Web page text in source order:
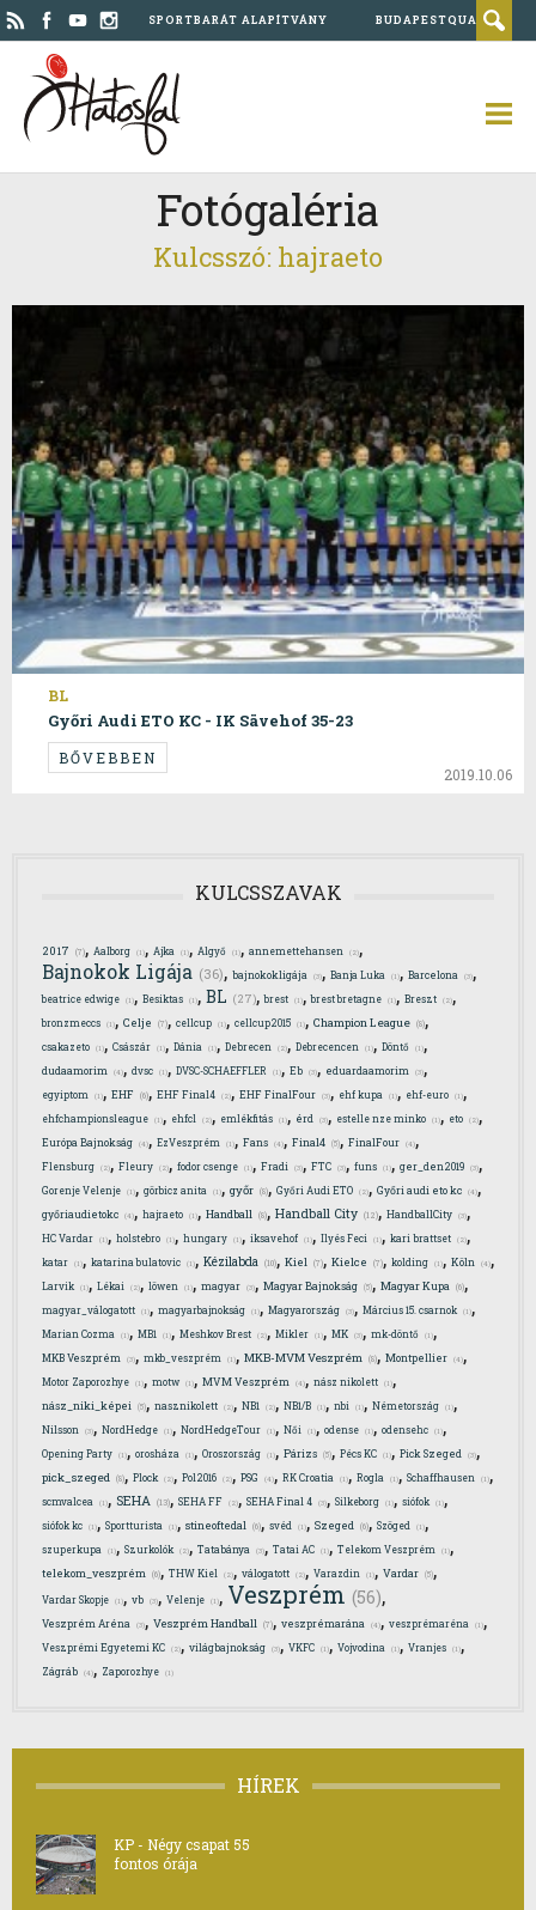
SPORTBARÁT ALAPÍTVÁNY BUDAPESTQUAD
Fotógaléria
Kulcsszó: hajraeto
BL
Győri Audi ETO KC - IK Sävehof 35-23
BŐVEBBEN
2019.10.06
KULCSSZAVAK
2017 (7), Aalborg (1), Ajka (1), Algyő (1), annemettehansen (2),
Bajnokok Ligája (36), bajnokokligája (3), Banja Luka (1), Barcelona (3),
beatrice edwige (1), Besiktas (1), BL (27),brest (1),brest bretagne (1), Breszt (2),
bronzmeccs (1), Celje (7), cellcup (1), cellcup2015 (1), Champion League (8),
csakazeto (1), Császár (1), Dánia (1), Debrecen (2), Debrecencen (1), Döntő (1),
dudaamorim (4), dvsc (1), DVSC-SCHAEFFLER (1), Eb (3), eduardaamorim (3),
egyiptom (1), EHF (6), EHF Final4 (2), EHF FinalFour (3), ehf kupa (1), ehf-euro (1),
ehfchampionsleague (1), ehfcl (2), emlékfitás (1), érd (3), estelle nze minko (1), eto (2),
Európa Bajnokság (4), EzVeszprém (1), Fans (4), Final4 (5), FinalFour (4),
Flensburg (2), Fleury (2), fodor csenge (1), Fradi (3), FTC (3), funs (1), ger_den2019 (3),
Gorenje Velenje (1), görbicz anita (1), győr (8), Győri Audi ETO (2), Győri audi eto kc (4),
győriaudietokc (4), hajraeto (1), Handball (8), Handball City (12), HandballCity (3),
HC Vardar (1), holstebro (1), hungary (1), iksavehof (1), Ilyés Feci (1), kari brattset (2),
katar (1), katarina bulatovic (1), Kézilabda (10), Kiel (7), Kielce (7), kolding (1), Köln (4),
Larvik (1), Lékai (2), löwen (1), magyar (3), Magyar Bajnokság (5), Magyar Kupa (6),
magyar_válogatott (1), magyarbajnokság (1), Magyarország (3), Március 15. csarnok (1),
Marian Cozma (1), MB1 (1), Meshkov Brest (2), Mikler (1), MK (3), mk-döntő (1),
MKB Veszprém (3), mkb_veszprém (1), MKB-MVM Veszprém (8), Montpellier (4),
Motor Zaporozhye (1), motw (1), MVM Veszprém (4), nász nikolett (1),
nász_niki_képei (5), nasznikolett (2), NB1 (2), NB1/B (1), nbi (1), Németország (1),
Nilsson (3), NordHedge (1), NordHedgeTour (1), Női (1), odense (1), odensehc (1),
Opening Party (1), orosháza (1), Oroszország (1), Párizs (5), Pécs KC (1), Pick Szeged (3),
pick_szeged (8), Plock (2), Pol2016 (2), PSG (4), RK Croatia (1), Rogla (1), Schaffhausen (1),
scmvalcea (1), SEHA (13), SEHA FF (2), SEHA Final 4 (3), Silkeborg (1), siófok (1),
siófok kc (1), Sportturista (1), stineoftedal (6), svéd (1), Szeged (6), Szöged (1),
szuperkupa (1), Szurkolók (2), Tatabánya (3), Tatai AC (1), Telekom Veszprém (1),
telekom_veszprém (6), THW Kiel (2), válogatott (2), Varazdin (1), Vardar (5),
Vardar Skopje (1), vb (3), Velenje (1), Veszprém (56),
Veszprém Aréna (3), Veszprém Handball (7), veszprémarána (4), veszprémaréna (1),
Veszprémi Egyetemi KC (2), világbajnokság (3), VKFC (1), Vojvodina (1), Vranjes (1),
Zágráb (4), Zaporozhye (1)
HÍREK
KP - Négy csapat 55
fontos órája